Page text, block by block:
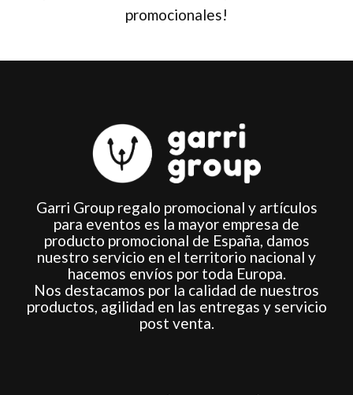
promocionales!
Garri Group regalo promocional y artículos
para eventos es la mayor empresa de
producto promocional de España, damos
nuestro servicio en el territorio nacional y
hacemos envíos por toda Europa.
Nos destacamos por la calidad de nuestros
productos, agilidad en las entregas y servicio
post venta.